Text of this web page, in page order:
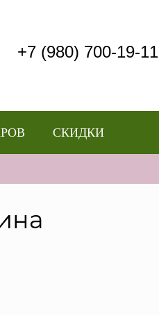
+7 (980) 700-19-11
СКИДКИ